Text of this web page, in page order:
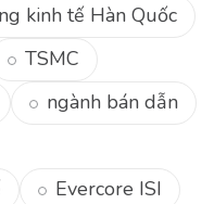
kinh tế Hàn Quốc
TSMC
ngành bán dẫn
Evercore ISI